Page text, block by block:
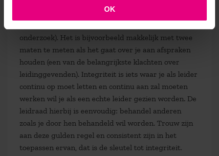
OK
onderzoek laat dan ook zien dat meer macht minder
onderzoek). Het is bijvoorbeeld makkelijk met twee
maten te meten als het gaat over je aan afspraken
houden (een van de belangrijkste klachten over
leidinggevenden). Integriteit is iets waar je als leider
continu op moet letten en continu aan zal moeten
werken wil je als een echte leider gezien worden. De
leidraad hierbij is eenvoudig: behandel anderen
zoals je door hen behandeld wil worden. Trouw zijn
aan deze gulden regel en consistent zijn in het
toepassen ervan, dat is de sleutel tot integriteit.